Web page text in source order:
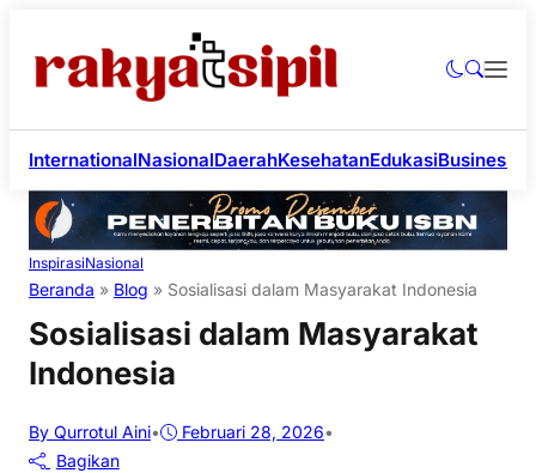
InternationalNasionalDaerahKesehatanEdukasiBusiness
InspirasiNasional
Beranda » Blog » Sosialisasi dalam Masyarakat Indonesia
Sosialisasi dalam Masyarakat
Indonesia
By Qurrotul Aini• Februari 28, 2026•
Bagikan